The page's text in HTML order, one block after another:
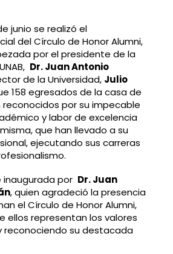
junio se realizó el
del Círculo de Honor Alumni,
por el presidente de la
Dr. Juan Antonio
de la Universidad, Julio
158 egresados de la casa de
por su impecable
y labor de excelencia
que han llevado a su
ejecutando sus carreras
inaugurada por Dr. Juan
, quien agradeció la presencia
el Círculo de Honor Alumni,
ellos representan los valores
reconociendo su destacada